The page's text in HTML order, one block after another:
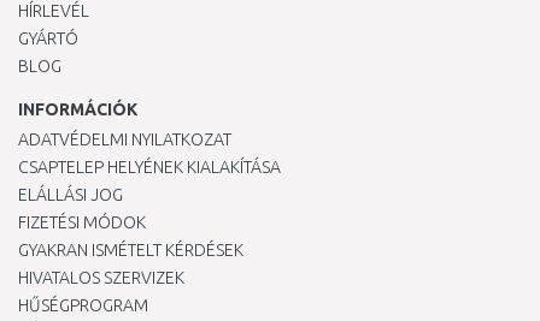
HÍRLEVÉL
GYÁRTÓ
BLOG
INFORMÁCIÓK
ADATVÉDELMI NYILATKOZAT
CSAPTELEP HELYÉNEK KIALAKÍTÁSA
ELÁLLÁSI JOG
FIZETÉSI MÓDOK
GYAKRAN ISMÉTELT KÉRDÉSEK
HIVATALOS SZERVIZEK
HŰSÉGPROGRAM